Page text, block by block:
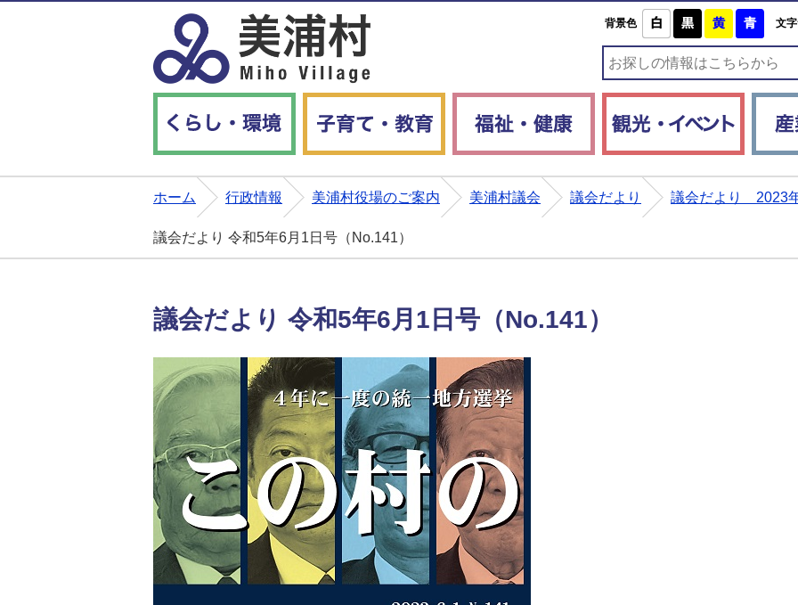
背景色 白 黒 黄 青文
ホーム 行政情報 美浦村役場のご案内 美浦村議会 議会だより 議会だより 2023
議会だより 令和5年6月1日号（No.141）
議会だより 令和5年6月1日号（No.141）